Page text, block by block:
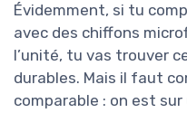
Évidemment, si tu
avec des chiffons
l’unité, tu vas trouver
durables. Mais il faut
comparable : on est